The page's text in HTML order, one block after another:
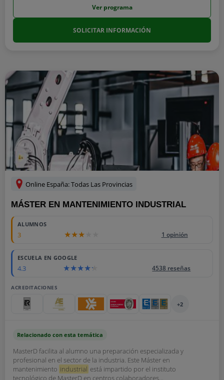
Ver programa
SOLICITAR INFORMACIÓN
Online España: Todas Las Provincias
MÁSTER EN MANTENIMIENTO INDUSTRIAL
ALUMNOS
3 1 opinión
ESCUELA EN GOOGLE
4.3 4538 reseñas
ACREDITACIONES
+2
Relacionado con esta temática
MasterD facilita al alumno una preparación especializada y
profesional en el sector de la industria. Este Máster en
mantenimiento industrial está impartido por el instituto
tecnológico de MasterD en centros colaboradores...